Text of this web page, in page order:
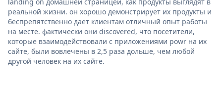
реальной жизни. он хорошо демонстрирует их продукты и
беспрепятственно дает клиентам отличный опыт работы
на месте. фактически они discovered, что посетители,
которые взаимодействовали с приложениями powr на их
сайте, были вовлечены в 2,5 раза дольше, чем любой
другой человек на их сайте.